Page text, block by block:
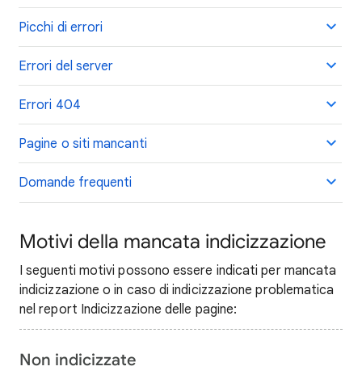
Picchi di errori
Errori del server
Errori 404
Pagine o siti mancanti
Domande frequenti
Motivi della mancata indicizzazione
I seguenti motivi possono essere indicati per mancata
indicizzazione o in caso di indicizzazione problematica
nel report Indicizzazione delle pagine:
Non indicizzate